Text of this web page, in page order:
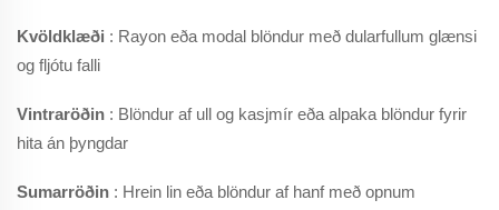
Kvöldklæði : Rayon eða modal blöndur með dularfullum glænsi
og fljótu falli
Vintraröðin : Blöndur af ull og kasjmír eða alpaka blöndur fyrir
hita án þyngdar
Sumarröðin : Hrein lin eða blöndur af hanf með opnum